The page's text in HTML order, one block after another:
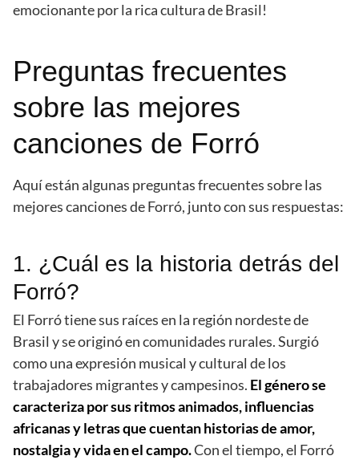
emocionante por la rica cultura de Brasil!
Preguntas frecuentes
sobre las mejores
canciones de Forró
Aquí están algunas preguntas frecuentes sobre las
mejores canciones de Forró, junto con sus respuestas:
1. ¿Cuál es la historia detrás del
Forró?
El Forró tiene sus raíces en la región nordeste de
Brasil y se originó en comunidades rurales. Surgió
como una expresión musical y cultural de los
trabajadores migrantes y campesinos. El género se
caracteriza por sus ritmos animados, influencias
africanas y letras que cuentan historias de amor,
nostalgia y vida en el campo.Con el tiempo, el Forró